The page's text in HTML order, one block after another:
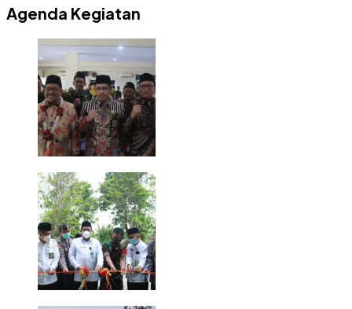
Agenda Kegiatan